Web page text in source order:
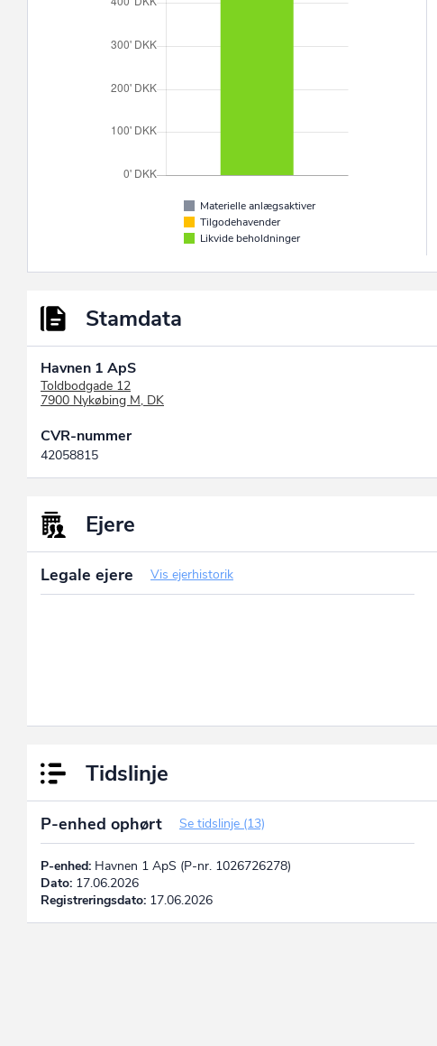
Materielle anlægsaktiver
Tilgodehavender
Likvide beholdninger
Stamdata
Havnen 1 ApS
Toldbodgade 12
7900 Nykøbing M, DK
CVR-nummer
42058815
Ejere
Legale ejere Vis ejerhistorik
Tidslinje
P-enhed ophørt Se tidslinje (13)
P-enhed: Havnen 1 ApS (P-nr. 1026726278)
Dato: 17.06.2026
Registreringsdato: 17.06.2026